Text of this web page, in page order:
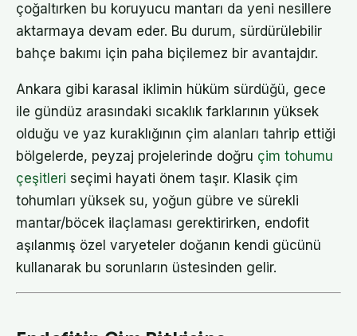
çoğaltırken bu koruyucu mantarı da yeni nesillere
aktarmaya devam eder. Bu durum, sürdürülebilir
bahçe bakımı için paha biçilemez bir avantajdır.
Ankara gibi karasal iklimin hüküm sürdüğü, gece
ile gündüz arasındaki sıcaklık farklarının yüksek
olduğu ve yaz kuraklığının çim alanları tahrip ettiği
bölgelerde, peyzaj projelerinde doğru çim tohumu
çeşitleri seçimi hayati önem taşır. Klasik çim
tohumları yüksek su, yoğun gübre ve sürekli
mantar/böcek ilaçlaması gerektirirken, endofit
aşılanmış özel varyeteler doğanın kendi gücünü
kullanarak bu sorunların üstesinden gelir.